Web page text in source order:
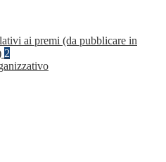
ai premi (da pubblicare in
2